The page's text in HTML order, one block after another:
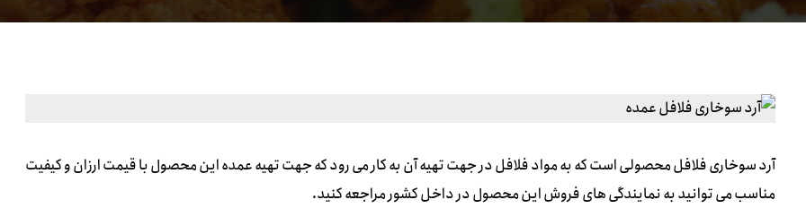
آرد سوخاری فلافل محصولی است که به مواد فلافل در جهت تهیه آن به کار می رود که جهت تهیه عمده این محصول با قیمت ارزان و کیفیت
مناسب می توانید به نمایندگی های فروش این محصول در داخل کشور مراجعه کنید.